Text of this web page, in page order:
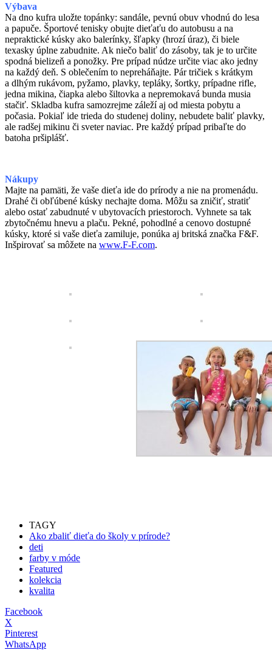
Výbava
Na dno kufra uložte topánky: sandále, pevnú obuv vhodnú do lesa
a papuče. Športové tenisky obujte dieťaťu do autobusu a na
nepraktické kúsky ako balerínky, šľapky (hrozí úraz), či biele
texasky úplne zabudnite. Ak niečo baliť do zásoby, tak je to určite
spodná bielizeň a ponožky. Pre prípad núdze určite viac ako jedny
na každý deň. S oblečením to nepreháňajte. Pár tričiek s krátkym
a dlhým rukávom, pyžamo, plavky, tepláky, šortky, prípadne rifle,
jedna mikina, čiapka alebo šiltovka a nepremokavá bunda musia
stačiť. Skladba kufra samozrejme záleží aj od miesta pobytu a
počasia. Pokiaľ ide trieda do studenej doliny, nebudete baliť plavky,
ale radšej mikinu či sveter naviac. Pre každý prípad pribaľte do
batoha pršiplášť.
Nákupy
Majte na pamäti, že vaše dieťa ide do prírody a nie na promenádu.
Drahé či obľúbené kúsky nechajte doma. Môžu sa zničiť, stratiť
alebo ostať zabudnuté v ubytovacích priestoroch. Vyhnete sa tak
zbytočnému hnevu a plaču. Pekné, pohodlné a cenovo dostupné
kúsky, ktoré si vaše dieťa zamiluje, ponúka aj britská značka F&F.
Inšpirovať sa môžete na www.F-F.com.
TAGY
Ako zbaliť dieťa do školy v prírode?
deti
farby v móde
Featured
kolekcia
kvalita
Facebook
X
Pinterest
WhatsApp